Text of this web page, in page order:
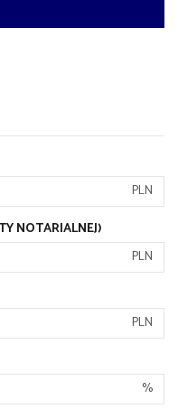
PLN
NOTARIALNEJ)
PLN
PLN
%